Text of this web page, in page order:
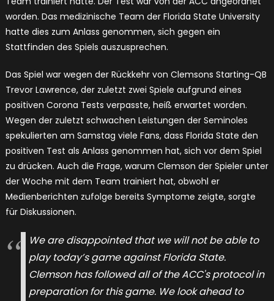
worden. Das medizinische Team der Florida State University
hatte dies zum Anlass genommen, sich gegen ein
Stattfinden des Spiels auszusprechen.
Das Spiel war wegen der Rückkehr von Clemsons Starting-QB
Trevor Lawrence, der zuletzt zwei Spiele aufgrund eines
positiven Corona Tests verpasste, heiß erwartet worden.
Wegen der zuletzt schwachen Leistungen der Seminoles
spekulierten am Samstag viele Fans, dass Florida State den
positiven Test als Anlass genommen hat, sich vor dem Spiel
zu drücken. Auch die Frage, warum Clemson der Spieler unter
der Woche mit dem Team trainiert hat, obwohl er
Medienberichten zufolge bereits Symptome zeigte, sorgte
für Diskussionen.
We are disappointed that we will not be able to
play today’s game against Florida State.
Clemson has followed all of the ACC's protocol in
preparation for this game. We look ahead to